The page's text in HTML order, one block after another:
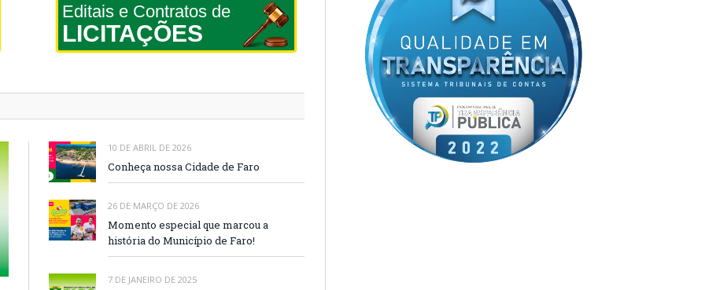
Editais e Contratos de
LICITAÇÕES
10 DE ABRIL DE 2026
Conheça nossa Cidade de Faro
26 DE MARÇO DE 2026
Momento especial que marcou a
história do Município de Faro!
7 DE JANEIRO DE 2025